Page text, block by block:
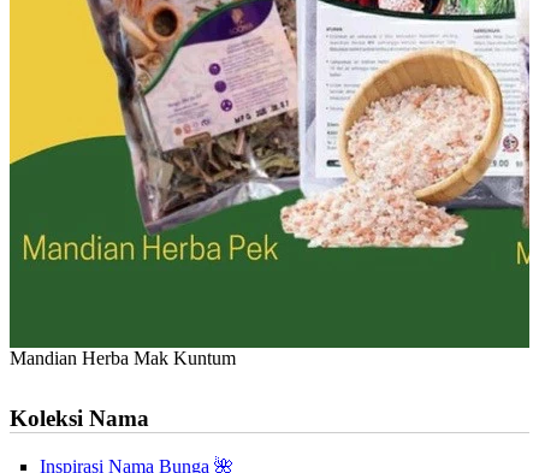
Mandian Herba Mak Kuntum
Koleksi Nama
Inspirasi Nama Bunga 🌺